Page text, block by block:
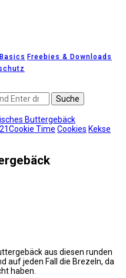
Freebies & Downloads
Buttergebäck
Cookie Time Cookies Kekse
aus diesen runden
auf jeden Fall die Brezeln, da
haben.